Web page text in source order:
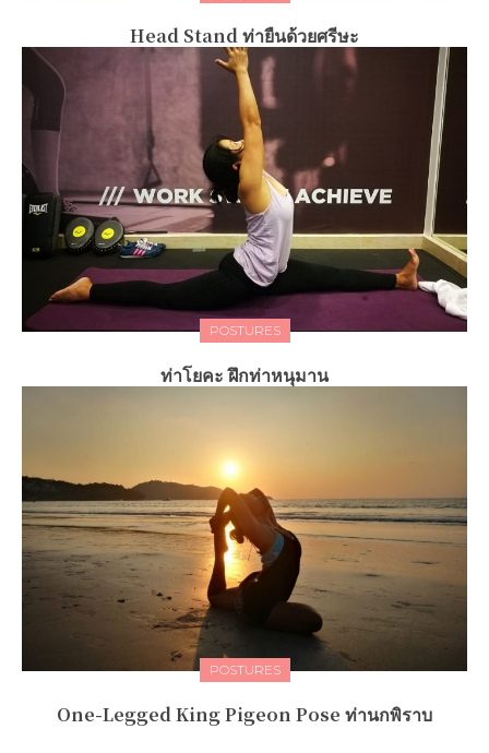
Head Stand ท่ายืนด้วยศรีษะ
POSTURES
ท่าโยคะ ฝึกท่าหนุมาน
POSTURES
One-Legged King Pigeon Pose ท่านกพิราบ